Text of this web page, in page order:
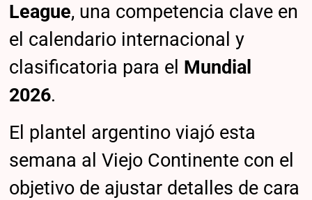
League, una competencia clave en
el calendario internacional y
clasificatoria para el Mundial
2026.
El plantel argentino viajó esta
semana al Viejo Continente con el
objetivo de ajustar detalles de cara